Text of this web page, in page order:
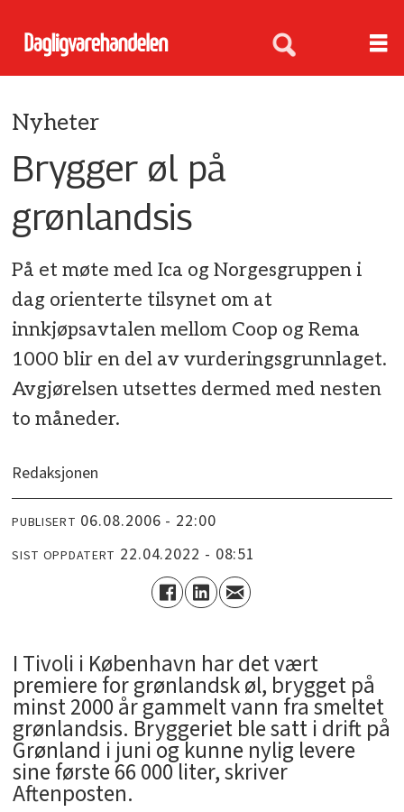
Nyheter
Brygger øl på
grønlandsis
På et møte med Ica og Norgesgruppen i
dag orienterte tilsynet om at
innkjøpsavtalen mellom Coop og Rema
1000 blir en del av vurderingsgrunnlaget.
Avgjørelsen utsettes dermed med nesten
to måneder.
Redaksjonen
PUBLISERT 06.08.2006 - 22:00
SIST OPPDATERT 22.04.2022 - 08:51
I Tivoli i København har det vært
premiere for grønlandsk øl, brygget på
minst 2000 år gammelt vann fra smeltet
grønlandsis. Bryggeriet ble satt i drift på
Grønland i juni og kunne nylig levere
sine første 66 000 liter, skriver
Aftenposten.